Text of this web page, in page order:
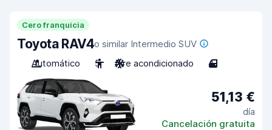
Cero franquicia
Toyota RAV4o similar Intermedio SUV
Automático
5 Aire acondicionado 4
51,13 €
día
Cancelación gratuita